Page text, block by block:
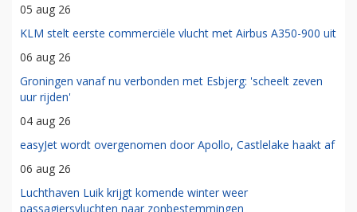
05 aug 26
KLM stelt eerste commerciële vlucht met Airbus A350-900 uit
06 aug 26
Groningen vanaf nu verbonden met Esbjerg: 'scheelt zeven
uur rijden'
04 aug 26
easyJet wordt overgenomen door Apollo, Castlelake haakt af
06 aug 26
Luchthaven Luik krijgt komende winter weer
passagiersvluchten naar zonbestemmingen